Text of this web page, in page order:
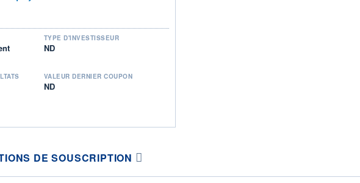
TYPE D'INVESTISSEUR
ND
VALEUR DERNIER COUPON
ND
DE SOUSCRIPTION